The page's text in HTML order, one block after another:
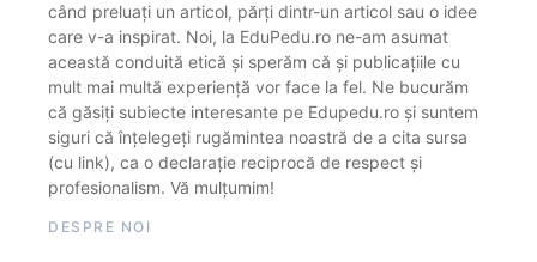
când preluați un articol, părți dintr-un articol sau o idee
care v-a inspirat. Noi, la EduPedu.ro ne-am asumat
această conduită etică și sperăm că și publicațiile cu
mult mai multă experiență vor face la fel. Ne bucurăm
că găsiți subiecte interesante pe Edupedu.ro și suntem
siguri că înțelegeți rugămintea noastră de a cita sursa
(cu link), ca o declarație reciprocă de respect și
profesionalism. Vă mulțumim!
DESPRE NOI